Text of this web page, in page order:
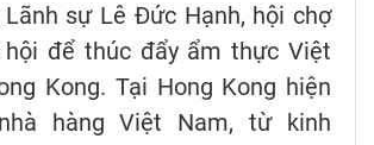
Lãnh sự Lê Đức Hạnh, hội chợ
hội để thúc đẩy ẩm thực Việt
Kong. Tại Hong Kong hiện
hàng Việt Nam, từ kinh